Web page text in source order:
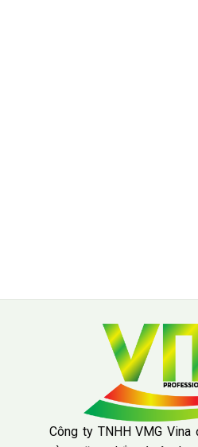
Công ty TNHH VMG